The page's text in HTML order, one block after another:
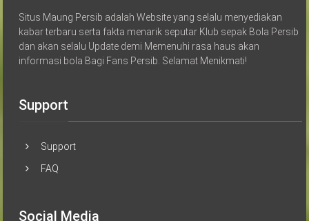
Situs Maung Persib adalah Website yang selalu menyediakan
kabar terbaru serta fakta menarik seputar Klub sepak Bola Persib
dan akan selalu Update demi Memenuhi rasa haus akan
informasi bola Bagi Fans Persib. Selamat Menikmati!
Support
Support
FAQ
Social Media